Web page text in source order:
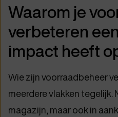
Waarom je
verbeteren
impact heeft
Wie zijn voorraadbeheer
meerdere vlakken tegelijk.
magazijn, maar ook in